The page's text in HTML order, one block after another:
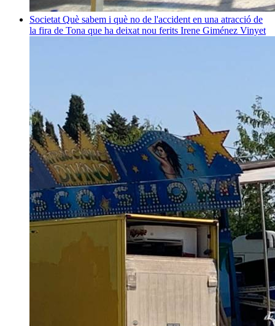
Societat Què sabem i què no de l'accident en una atracció de
la fira de Tona que ha deixat nou ferits Irene Giménez Vinyet